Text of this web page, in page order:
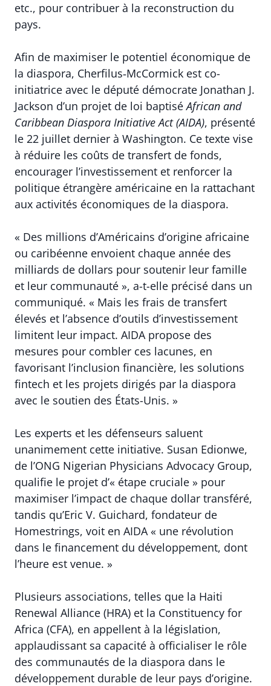
etc., pour contribuer à la reconstruction du
pays.
Afin de maximiser le potentiel économique de
la diaspora, Cherfilus‑McCormick est co-
initiatrice avec le député démocrate Jonathan J.
Jackson d’un projet de loi baptiséAfrican and
Caribbean Diaspora Initiative Act (AIDA), présenté
le 22 juillet dernier à Washington. Ce texte vise
à réduire les coûts de transfert de fonds,
encourager l’investissement et renforcer la
politique étrangère américaine en la rattachant
aux activités économiques de la diaspora.
« Des millions d’Américains d’origine africaine
ou caribéenne envoient chaque année des
milliards de dollars pour soutenir leur famille
et leur communauté », a-t-elle précisé dans un
communiqué. « Mais les frais de transfert
élevés et l’absence d’outils d’investissement
limitent leur impact. AIDA propose des
mesures pour combler ces lacunes, en
favorisant l’inclusion financière, les solutions
fintech et les projets dirigés par la diaspora
avec le soutien des États-Unis. »
Les experts et les défenseurs saluent
unanimement cette initiative. Susan Edionwe,
de l’ONG Nigerian Physicians Advocacy Group,
qualifie le projet d’« étape cruciale » pour
maximiser l’impact de chaque dollar transféré,
tandis qu’Eric V. Guichard, fondateur de
Homestrings, voit en AIDA « une révolution
dans le financement du développement, dont
l’heure est venue. »
Plusieurs associations, telles que la Haiti
Renewal Alliance (HRA) et la Constituency for
Africa (CFA), en appellent à la législation,
applaudissant sa capacité à officialiser le rôle
des communautés de la diaspora dans le
développement durable de leur pays d’origine.